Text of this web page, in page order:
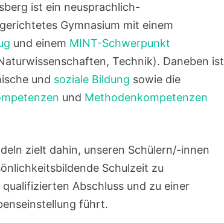
ist ein neusprachlich-
Gymnasium mit einem
und einem MINT-Schwerpunkt
Technik). Daneben ist
und soziale Bildung sowie die
und Methodenkompetenzen
zielt dahin, unseren Schülern/-innen
Schulzeit zu
Abschluss und zu einer
führt.